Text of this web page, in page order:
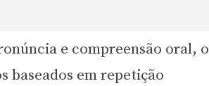
e compreensão oral, o
baseados em repetição